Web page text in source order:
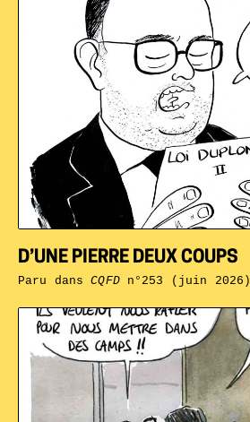
D’UNE PIERRE DEUX COUPS
Paru dansCQFDn°253 (juin 2026)